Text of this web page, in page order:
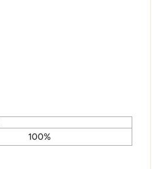
100%